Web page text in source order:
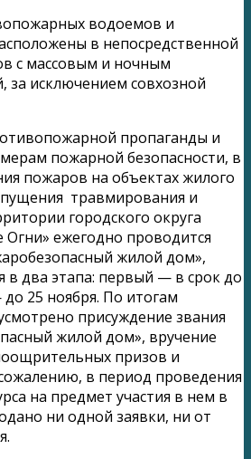
водоемов и
в непосредственной
с массовым и ночным
исключением совхозной
пропаганды и
пожарной безопасности, в
пожаров на объектах жилого
травмирования и
городского округа
Огни» ежегодно проводится
жилой дом»,
в два этапа: первый — в срок до
25 ноября. По итогам
присуждение звания
жилой дом», вручение
призов и
в период проведения
на предмет участия в нем в
ни одной заявки, ни от